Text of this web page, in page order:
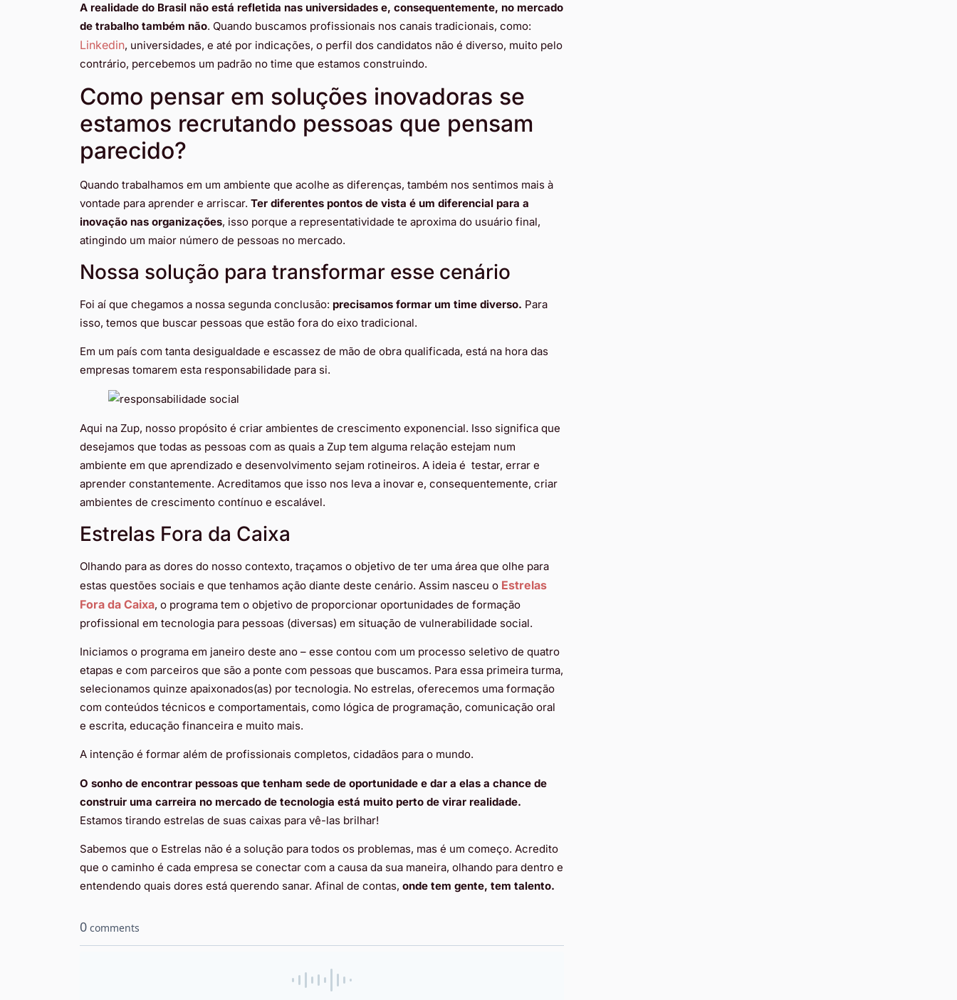
A realidade do Brasil não está refletida nas universidades e, consequentemente, no mercado
de trabalho também não. Quando buscamos profissionais nos canais tradicionais, como:
Linkedin, universidades, e até por indicações, o perfil dos candidatos não é diverso, muito pelo
contrário, percebemos um padrão no time que estamos construindo.
Como pensar em soluções inovadoras se
estamos recrutando pessoas que pensam
parecido?
Quando trabalhamos em um ambiente que acolhe as diferenças, também nos sentimos mais à
vontade para aprender e arriscar. Ter diferentes pontos de vista é um diferencial para a
inovação nas organizações, isso porque a representatividade te aproxima do usuário final,
atingindo um maior número de pessoas no mercado.
Nossa solução para transformar esse cenário
Foi aí que chegamos a nossa segunda conclusão: precisamos formar um time diverso. Para
isso, temos que buscar pessoas que estão fora do eixo tradicional.
Em um país com tanta desigualdade e escassez de mão de obra qualificada, está na hora das
empresas tomarem esta responsabilidade para si.
Aqui na Zup, nosso propósito é criar ambientes de crescimento exponencial. Isso significa que
desejamos que todas as pessoas com as quais a Zup tem alguma relação estejam num
ambiente em que aprendizado e desenvolvimento sejam rotineiros. A ideia é testar, errar e
aprender constantemente. Acreditamos que isso nos leva a inovar e, consequentemente, criar
ambientes de crescimento contínuo e escalável.
Estrelas Fora da Caixa
Olhando para as dores do nosso contexto, traçamos o objetivo de ter uma área que olhe para
estas questões sociais e que tenhamos ação diante deste cenário. Assim nasceu o Estrelas
Fora da Caixa, o programa tem o objetivo de proporcionar oportunidades de formação
profissional em tecnologia para pessoas (diversas) em situação de vulnerabilidade social.
Iniciamos o programa em janeiro deste ano – esse contou com um processo seletivo de quatro
etapas e com parceiros que são a ponte com pessoas que buscamos. Para essa primeira turma,
selecionamos quinze apaixonados(as) por tecnologia. No estrelas, oferecemos uma formação
com conteúdos técnicos e comportamentais, como lógica de programação, comunicação oral
e escrita, educação financeira e muito mais.
A intenção é formar além de profissionais completos, cidadãos para o mundo.
O sonho de encontrar pessoas que tenham sede de oportunidade e dar a elas a chance de
construir uma carreira no mercado de tecnologia está muito perto de virar realidade.
Estamos tirando estrelas de suas caixas para vê-las brilhar!
Sabemos que o Estrelas não é a solução para todos os problemas, mas é um começo. Acredito
que o caminho é cada empresa se conectar com a causa da sua maneira, olhando para dentro e
entendendo quais dores está querendo sanar. Afinal de contas, onde tem gente, tem talento.